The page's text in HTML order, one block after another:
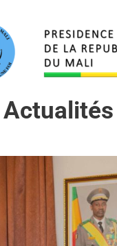
Actualités